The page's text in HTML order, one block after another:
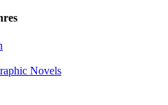
Novels